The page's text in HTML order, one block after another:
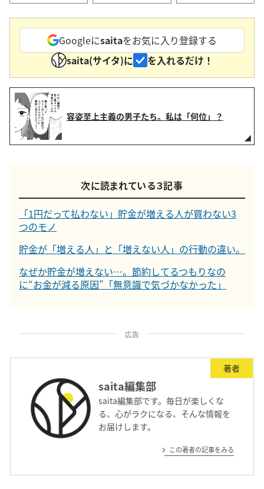
Googleにsaitaをお気に入り登録する
saita(サイタ)に
を入れるだけ！
容姿至上主義の男子たち。私は「何位」？
次に読まれている３記事
「1円だって払わない」貯金が増える人が買わない3
つのモノ
貯金が「増える人」と「増えない人」の行動の違い。
なぜか貯金が増えない…。節約してるつもりなの
に“お金が減る原因”「無意識で気づかなかった」
広告
著者
saita編集部
saita編集部です。毎日が楽しくな
る、心がラクになる、そんな情報を
お届けします。
この著者の記事をみる